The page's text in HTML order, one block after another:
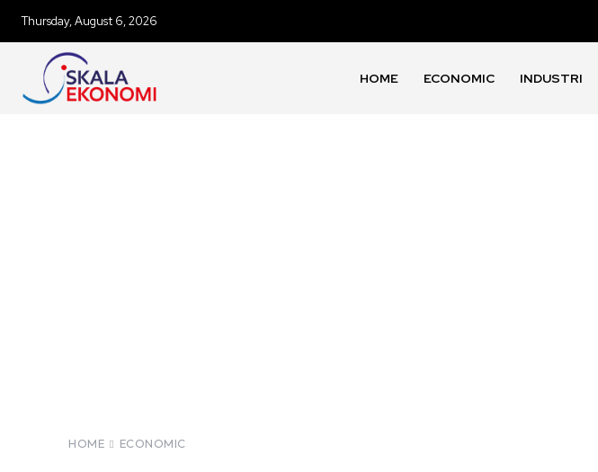
Thursday, August 6, 2026
HOME ECONOMIC INDUSTRI
HOME ECONOMIC